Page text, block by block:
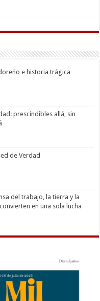
e historia trágica
prescindibles allá, sin
de Verdad
del trabajo, la tierra y la
en una sola lucha